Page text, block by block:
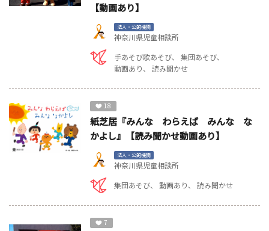
【動画あり】
法人・公的機関
神奈川県児童相談所
手あそび歌あそび
集団あそび
動画あり
読み聞かせ
18
紙芝居『みんな わらえば みんな な
かよし』【読み聞かせ動画あり】
法人・公的機関
神奈川県児童相談所
集団あそび
動画あり 読み聞かせ
7